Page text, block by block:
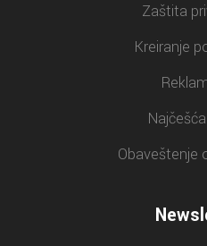
Zaštita
Kreiranje
Obaveštenje